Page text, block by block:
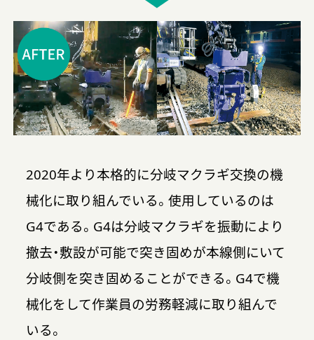
2020年より本格的に分岐マクラギ交換の機
械化に取り組んでいる。使用しているのは
G4である。G4は分岐マクラギを振動により
撤去・敷設が可能で突き固めが本線側にいて
分岐側を突き固めることができる。G4で機
械化をして作業員の労務軽減に取り組んで
いる。